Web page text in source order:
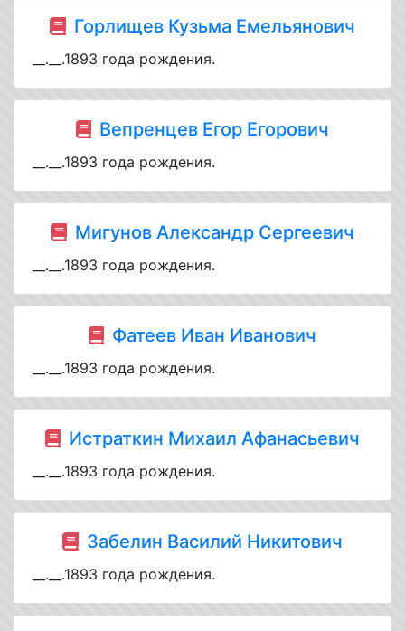
Горлищев Кузьма Емельянович
__.__.1893 года рождения.
Вепренцев Егор Егорович
__.__.1893 года рождения.
Мигунов Александр Сергеевич
__.__.1893 года рождения.
Фатеев Иван Иванович
__.__.1893 года рождения.
Истраткин Михаил Афанасьевич
__.__.1893 года рождения.
Забелин Василий Никитович
__.__.1893 года рождения.